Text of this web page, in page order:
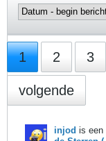
1 2 3
volgende
injod is een